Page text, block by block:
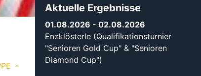
Aktuelle Ergebnisse
01.08.2026 - 02.08.2026
Enzklösterle (Qualifikationsturnier
"Senioren Gold Cup" & "Senioren
Diamond Cup")